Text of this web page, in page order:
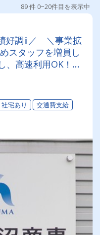
89 件 0~20件目を表示中
好調⇧／ ＼事業拡
スタッフを増員し
、高速利用OK！充
職金もありま
しています♪お気
宅あり 交通費支給